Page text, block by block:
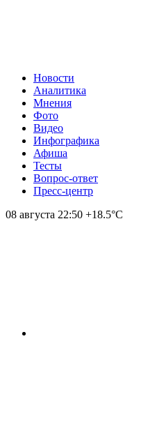
Новости
Аналитика
Мнения
Фото
Видео
Инфографика
Афиша
Тесты
Вопрос-ответ
Пресс-центр
08 августа 22:50 +18.5°С